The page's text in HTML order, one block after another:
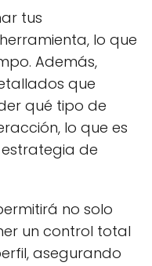
tus
lo que
Además,
que
qué tipo de
lo que es
de
no solo
un control total
asegurando